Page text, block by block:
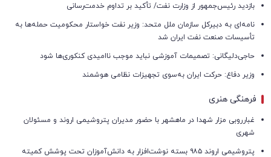
بازدید رئیس‌جمهور از وزارت نفت/ تأکید بر تداوم خدمت‌رسانی
نامه‌ای به دبیرکل سازمان ملل متحد: وزیر نفت خواستار محکومیت حمله‌ها به
تأسیسات صنعت نفت ایران شد
حاجی‌دلیگانی: تصمیمات آموزشی نباید موجب ناامیدی کنکوری‌ها شود
وزیر دفاع: حرکت ایران به‌سوی تجهیزات نظامی هوشمند
فرهنگی هنری
غبارروبی مزار شهدا در ماهشهر با حضور مدیران پتروشیمی اروند و مسئولان
شهری
پتروشیمی اروند ۹۸۵ بسته نوشت‌افزار به دانش‌آموزان تحت پوشش کمیته